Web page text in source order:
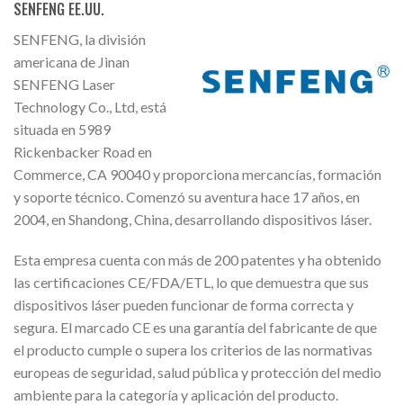
SENFENG EE.UU.
SENFENG, la división
americana de Jinan
SENFENG Laser
Technology Co., Ltd, está
situada en 5989
Rickenbacker Road en
Commerce, CA 90040 y proporciona mercancías, formación
y soporte técnico. Comenzó su aventura hace 17 años, en
2004, en Shandong, China, desarrollando dispositivos láser.
Esta empresa cuenta con más de 200 patentes y ha obtenido
las certificaciones CE/FDA/ETL, lo que demuestra que sus
dispositivos láser pueden funcionar de forma correcta y
segura. El marcado CE es una garantía del fabricante de que
el producto cumple o supera los criterios de las normativas
europeas de seguridad, salud pública y protección del medio
ambiente para la categoría y aplicación del producto.